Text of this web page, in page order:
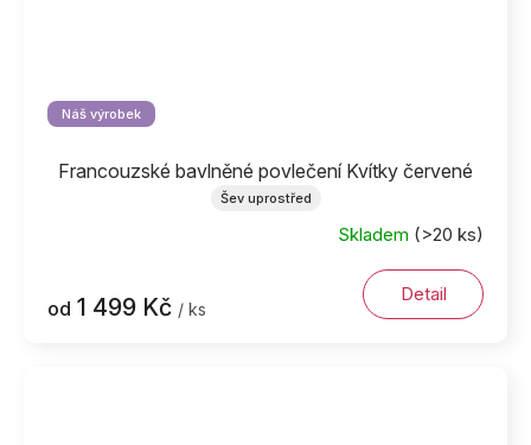
Náš výrobek
Francouzské bavlněné povlečení Kvítky červené
Šev uprostřed
Skladem (>20 ks)
od 1 499 Kč / ks
Detail